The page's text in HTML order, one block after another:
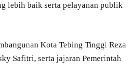
lebih baik serta pelayanan publik
Kota Tebing Tinggi Reza
Safitri, serta jajaran Pemerintah